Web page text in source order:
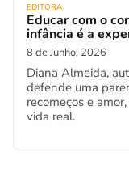
EDITORA
Educar com o
infância é a
8 de Junho, 2026
Diana Almeida,
defende uma
recomeços e
vida real.